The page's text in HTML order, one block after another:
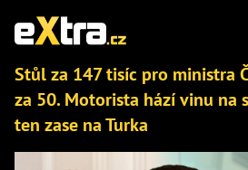
Stůl za 147 tisíc pro ministra
za 50. Motorista hází vinu na
ten zase na Turka